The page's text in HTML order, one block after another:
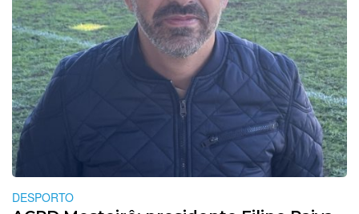
DESPORTO